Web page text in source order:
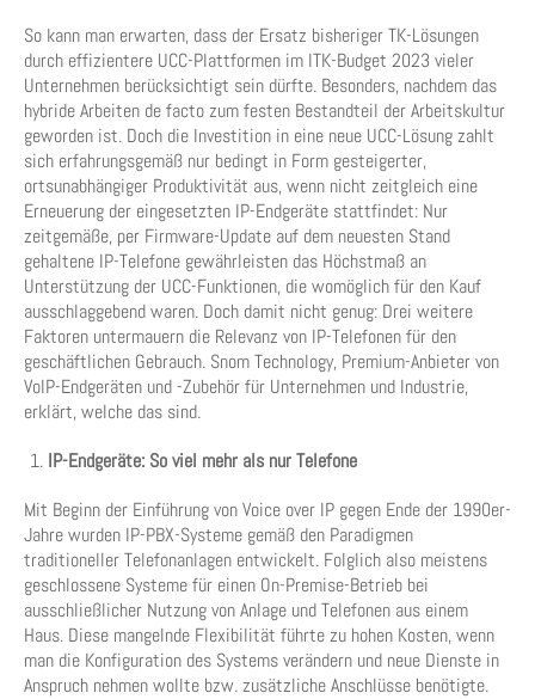
So kann man erwarten, dass der Ersatz bisheriger TK-Lösungen
durch effizientere UCC-Plattformen im ITK-Budget 2023 vieler
Unternehmen berücksichtigt sein dürfte. Besonders, nachdem das
hybride Arbeiten de facto zum festen Bestandteil der Arbeitskultur
geworden ist. Doch die Investition in eine neue UCC-Lösung zahlt
sich erfahrungsgemäß nur bedingt in Form gesteigerter,
ortsunabhängiger Produktivität aus, wenn nicht zeitgleich eine
Erneuerung der eingesetzten IP-Endgeräte stattfindet: Nur
zeitgemäße, per Firmware-Update auf dem neuesten Stand
gehaltene IP-Telefone gewährleisten das Höchstmaß an
Unterstützung der UCC-Funktionen, die womöglich für den Kauf
ausschlaggebend waren. Doch damit nicht genug: Drei weitere
Faktoren untermauern die Relevanz von IP-Telefonen für den
geschäftlichen Gebrauch. Snom Technology, Premium-Anbieter von
VoIP-Endgeräten und -Zubehör für Unternehmen und Industrie,
erklärt, welche das sind.
IP-Endgeräte: So viel mehr als nur Telefone
Mit Beginn der Einführung von Voice over IP gegen Ende der 1990er-
Jahre wurden IP-PBX-Systeme gemäß den Paradigmen
traditioneller Telefonanlagen entwickelt. Folglich also meistens
geschlossene Systeme für einen On-Premise-Betrieb bei
ausschließlicher Nutzung von Anlage und Telefonen aus einem
Haus. Diese mangelnde Flexibilität führte zu hohen Kosten, wenn
man die Konfiguration des Systems verändern und neue Dienste in
Anspruch nehmen wollte bzw. zusätzliche Anschlüsse benötigte.